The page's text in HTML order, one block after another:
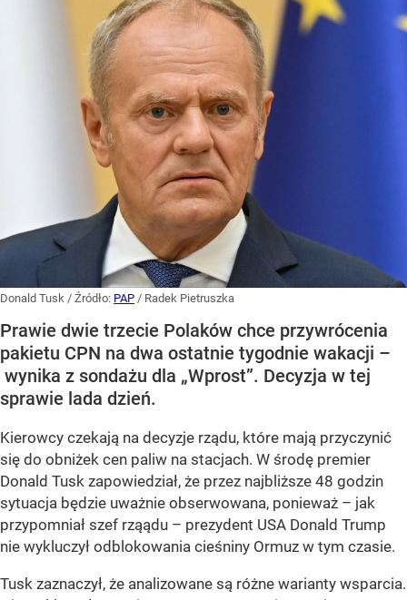
Donald Tusk / Źródło: PAP / Radek Pietruszka
Prawie dwie trzecie Polaków chce przywrócenia
pakietu CPN na dwa ostatnie tygodnie wakacji –
wynika z sondażu dla „Wprost”. Decyzja w tej
sprawie lada dzień.
Kierowcy czekają na decyzje rządu, które mają przyczynić
się do obniżek cen paliw na stacjach. W środę premier
Donald Tusk zapowiedział, że przez najbliższe 48 godzin
sytuacja będzie uważnie obserwowana, ponieważ – jak
przypomniał szef rząądu – prezydent USA Donald Trump
nie wykluczył odblokowania cieśniny Ormuz w tym czasie.
Tusk zaznaczył, że analizowane są różne warianty wsparcia.